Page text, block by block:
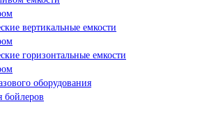
вертикальные емкости
горизонтальные емкости
оборудования
бойлеров